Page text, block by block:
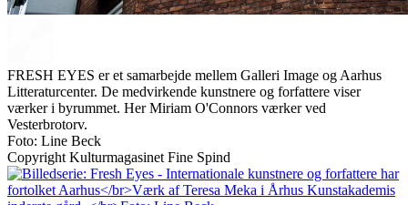
FRESH EYES er et samarbejde mellem Galleri Image og Aarhus
Litteraturcenter. De medvirkende kunstnere og forfattere viser
værker i byrummet. Her Miriam O'Connors værker ved
Vesterbrotorv.
Foto: Line Beck
Copyright Kulturmagasinet Fine Spind